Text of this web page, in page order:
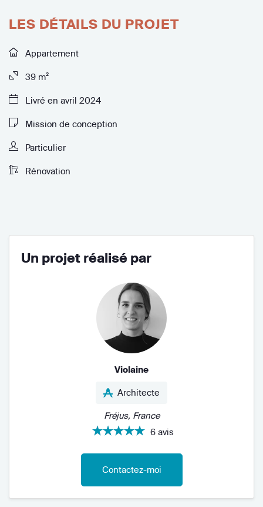
LES DÉTAILS DU PROJET
Appartement
39 m²
Livré en avril 2024
Mission de conception
Particulier
Rénovation
Un projet réalisé par
Violaine
Architecte
Fréjus, France
6 avis
Contactez-moi